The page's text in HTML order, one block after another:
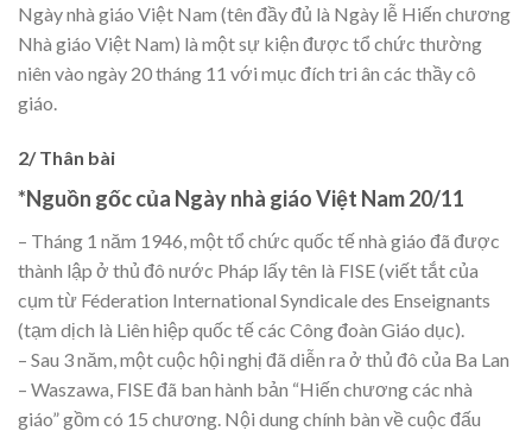
Ngày nhà giáo Việt Nam (tên đầy đủ là Ngày lễ Hiến chương
Nhà giáo Việt Nam) là một sự kiện được tổ chức thường
niên vào ngày 20 tháng 11 với mục đích tri ân các thầy cô
giáo.
2/ Thân bài
*Nguồn gốc của Ngày nhà giáo Việt Nam 20/11
– Tháng 1 năm 1946, một tổ chức quốc tế nhà giáo đã được
thành lập ở thủ đô nước Pháp lấy tên là FISE (viết tắt của
cụm từ Féderation International Syndicale des Enseignants
(tạm dịch là Liên hiệp quốc tế các Công đoàn Giáo dục).
– Sau 3 năm, một cuộc hội nghị đã diễn ra ở thủ đô của Ba Lan
– Waszawa, FISE đã ban hành bản “Hiến chương các nhà
giáo” gồm có 15 chương. Nội dung chính bàn về cuộc đấu